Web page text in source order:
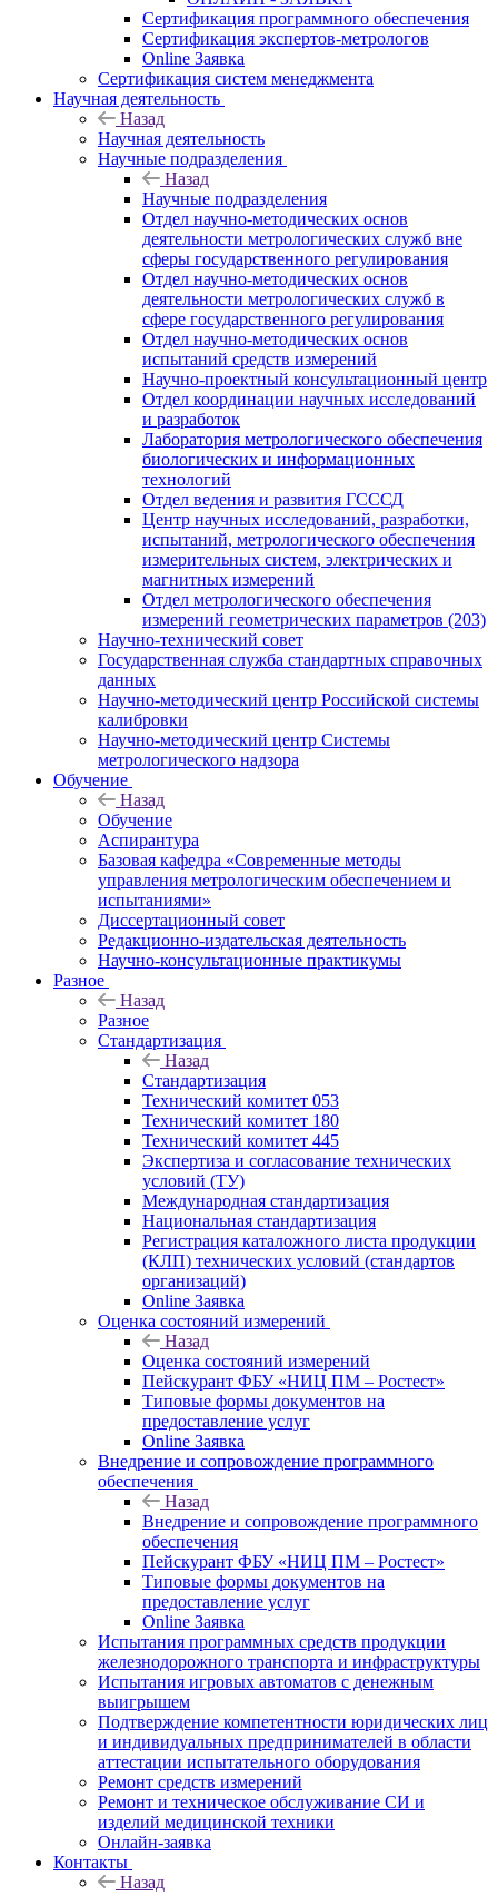
Сертификация программного обеспечения
Сертификация экспертов-метрологов
Online Заявка
Сертификация систем менеджмента
Научная деятельность
Назад
Научная деятельность
Научные подразделения
Назад
Научные подразделения
Отдел научно-методических основ
деятельности метрологических служб вне
сферы государственного регулирования
Отдел научно-методических основ
деятельности метрологических служб в
сфере государственного регулирования
Отдел научно-методических основ
испытаний средств измерений
Научно-проектный консультационный центр
Отдел координации научных исследований
и разработок
Лаборатория метрологического обеспечения
биологических и информационных
технологий
Отдел ведения и развития ГСССД
Центр научных исследований, разработки,
испытаний, метрологического обеспечения
измерительных систем, электрических и
магнитных измерений
Отдел метрологического обеспечения
измерений геометрических параметров (203)
Научно-технический совет
Государственная служба стандартных справочных
данных
Научно-методический центр Российской системы
калибровки
Научно-методический центр Системы
метрологического надзора
Обучение
Назад
Обучение
Аспирантура
Базовая кафедра «Современные методы
управления метрологическим обеспечением и
испытаниями»
Диссертационный совет
Редакционно-издательская деятельность
Научно-консультационные практикумы
Разное
Назад
Разное
Стандартизация
Назад
Стандартизация
Технический комитет 053
Технический комитет 180
Технический комитет 445
Экспертиза и согласование технических
условий (ТУ)
Международная стандартизация
Национальная стандартизация
Регистрация каталожного листа продукции
(КЛП) технических условий (стандартов
организаций)
Online Заявка
Оценка состояний измерений
Назад
Оценка состояний измерений
Пейскурант ФБУ «НИЦ ПМ – Ростест»
Типовые формы документов на
предоставление услуг
Online Заявка
Внедрение и сопровождение программного
обеспечения
Назад
Внедрение и сопровождение программного
обеспечения
Пейскурант ФБУ «НИЦ ПМ – Ростест»
Типовые формы документов на
предоставление услуг
Online Заявка
Испытания программных средств продукции
железнодорожного транспорта и инфраструктуры
Испытания игровых автоматов с денежным
выигрышем
Подтверждение компетентности юридических лиц
и индивидуальных предпринимателей в области
аттестации испытательного оборудования
Ремонт средств измерений
Ремонт и техническое обслуживание СИ и
изделий медицинской техники
Онлайн-заявка
Контакты
Назад